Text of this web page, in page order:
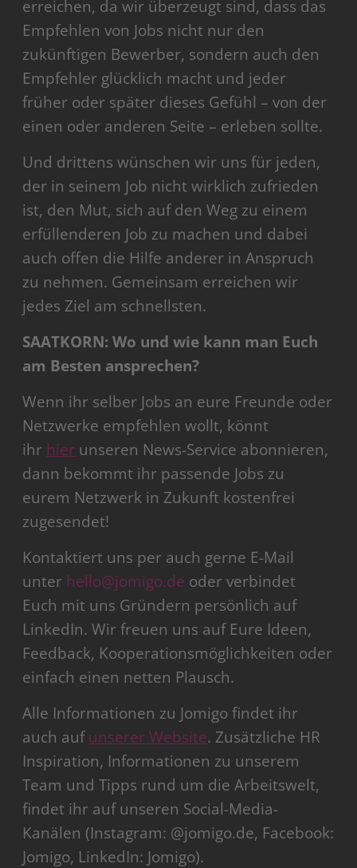
erreichen, da wir überzeugt sind, dass das
Empfehlen von Jobs nicht nur den
zukünftigen Bewerber, sondern auch den
Empfehler glücklich macht und jeder
früher oder später dieses Gefühl – von der
einen oder anderen Seite – erleben sollte.
Und drittens wünschen wir uns für jeden,
der in seinem Job nicht wirklich zufrieden
ist, den Mut, sich auf den Weg zu einem
erfüllenderen Job zu machen und dabei
auch offen die Hilfe anderer in Anspruch
zu nehmen. Gemeinsam erreichen wir
jedes Ziel am schnellsten.
SAATKORN: Wo und wie kann man Euch
am Besten ansprechen?
Wenn ihr selber Jobs an eure Freunde oder
Netzwerke empfehlen wollt, könnt
ihr hier unseren News-Service abonnieren,
dann bekommt ihr passende Jobs zu
eurem Netzwerk in Zukunft kostenfrei
zugesendet!
Kontaktiert uns per auch gerne E-Mail
unter hello@jomigo.de oder verbindet
Euch mit uns Gründern persönlich auf
LinkedIn. Wir freuen uns auf Eure Ideen,
Feedback, Kooperationsmöglichkeiten oder
einfach einen netten Plausch.
Alle Informationen zu Jomigo findet ihr
auch aufunserer Website. Zusätzliche HR
Inspiration, Informationen zu unserem
Team und Tipps rund um die Arbeitswelt,
findet ihr auf unseren Social-Media-
Kanälen (Instagram: @jomigo.de, Facebook:
Jomigo, LinkedIn: Jomigo).